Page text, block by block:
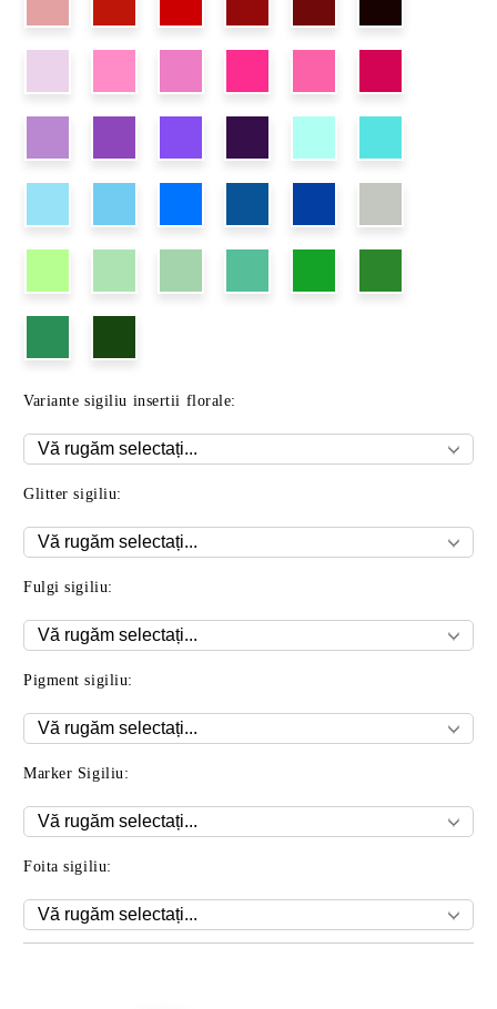
Variante sigiliu insertii florale:
Glitter sigiliu:
Fulgi sigiliu:
Pigment sigiliu:
Marker Sigiliu:
Foita sigiliu: